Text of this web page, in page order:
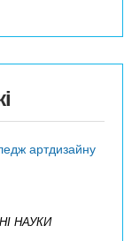
артдизайну
НАУКИ